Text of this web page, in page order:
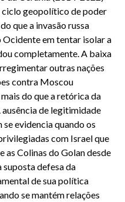
ciclo geopolítico de poder
que a invasão russa
em tentar isolar a
completamente. A baixa
outras nações
contra Moscou
do que a retórica da
de legitimidade
evidencia quando os
com Israel que
as Colinas do Golan desde
suposta defesa da
de sua política
se mantém relações